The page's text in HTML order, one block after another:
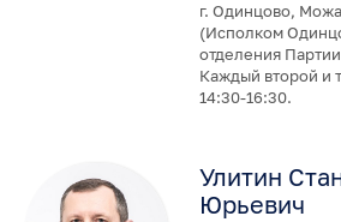
г. Одинцово,
(Исполком
отделения
Каждый второй и
14:30-16:30.
Улитин
Юрьевич